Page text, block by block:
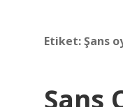
Etiket:Şans
Şans